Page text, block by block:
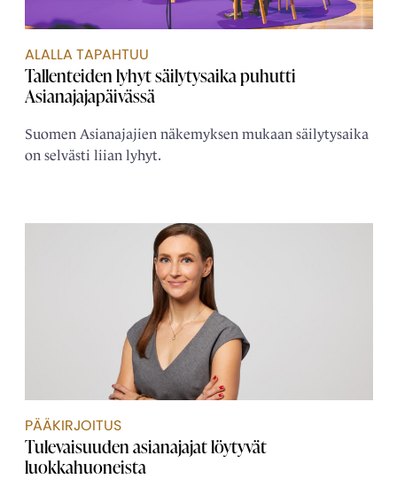
ALALLA TAPAHTUU
Tallenteiden lyhyt säilytysaika puhutti
Asianajajapäivässä
Suomen Asianajajien näkemyksen mukaan säilytysaika
on selvästi liian lyhyt.
PÄÄKIRJOITUS
Tulevaisuuden asianajajat löytyvät
luokkahuoneista